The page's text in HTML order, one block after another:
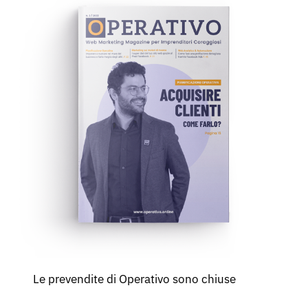
Le prevendite di Operativo sono chiuse